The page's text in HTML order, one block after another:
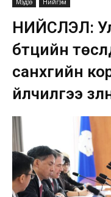
Мэдээ Нийгэм
НИЙСЛЭЛ:
бүтцийн
санхүүгийн
үйлчилгээ